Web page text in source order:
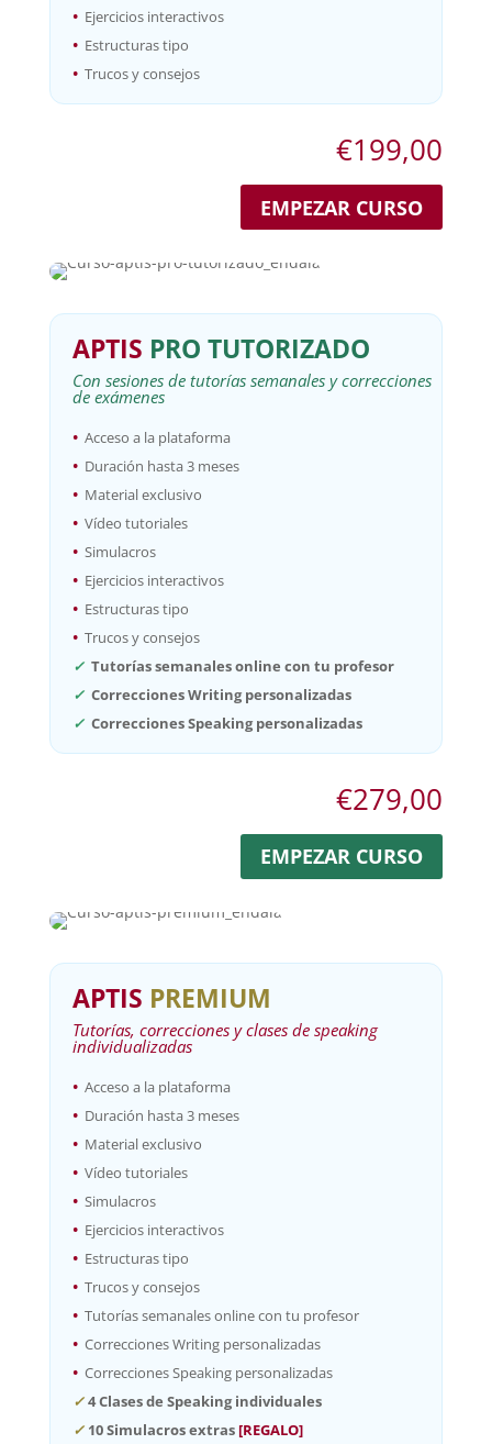
• Ejercicios interactivos
• Estructuras tipo
• Trucos y consejos
€199,00
EMPEZAR CURSO
APTIS PRO TUTORIZADO
Con sesiones de tutorías semanales y correcciones
de exámenes
• Acceso a la plataforma
• Duración hasta 3 meses
• Material exclusivo
• Vídeo tutoriales
• Simulacros
• Ejercicios interactivos
• Estructuras tipo
• Trucos y consejos
✓ Tutorías semanales online con tu profesor
✓ Correcciones Writing personalizadas
✓ Correcciones Speaking personalizadas
€279,00
EMPEZAR CURSO
APTIS PREMIUM
Tutorías, correcciones y clases de speaking
individualizadas
• Acceso a la plataforma
• Duración hasta 3 meses
• Material exclusivo
• Vídeo tutoriales
• Simulacros
• Ejercicios interactivos
• Estructuras tipo
• Trucos y consejos
• Tutorías semanales online con tu profesor
• Correcciones Writing personalizadas
• Correcciones Speaking personalizadas
✓4Clases de Speaking individuales
✓ 10 Simulacros extras[REGALO]